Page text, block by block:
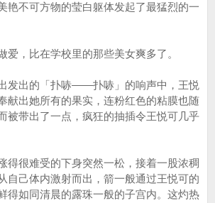
艳不可方物的莹白躯体发起了最猛烈的一
，比在学校里的那些美女爽多了。
出的「扑哧——扑哧」的响声中，王悦
献出她所有的果实，连粉红色的粘膜也随
被带出了一点，疯狂的抽插令王悦可几乎
很难受的下身突然一松，接着一股浓稠
自己体内激射而出，箭一般通过王悦可的
得如同清晨的露珠一般的子宫内。这灼热